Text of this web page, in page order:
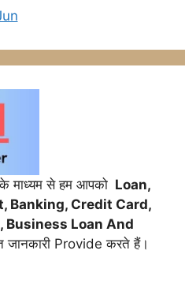
के माध्यम से हम आपको Loan,
Banking, Credit Card,
Business Loan And
जानकारी Provide करते हैं।